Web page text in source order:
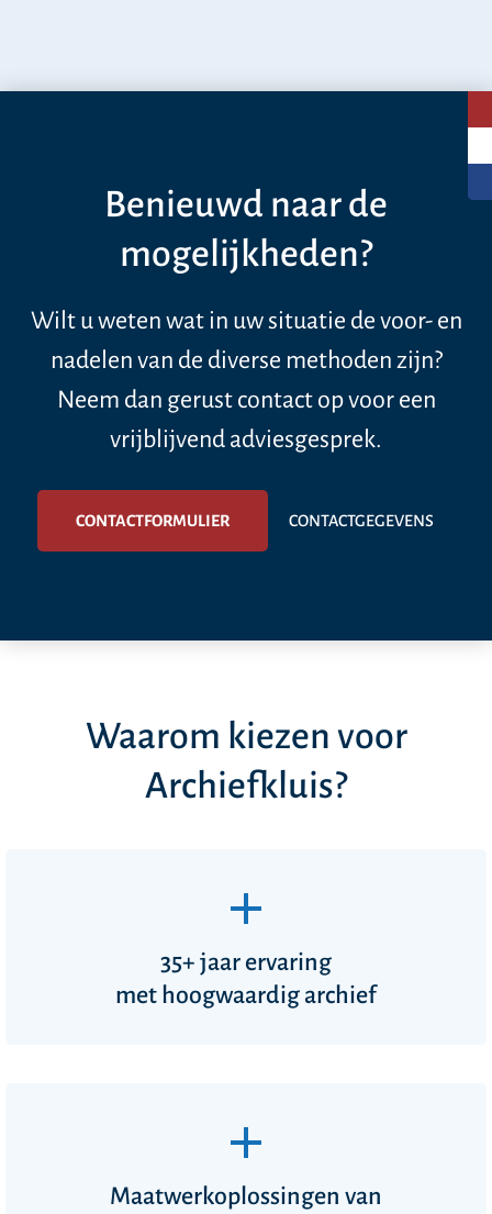
Benieuwd naar de
mogelijkheden?
Wilt u weten wat in uw situatie de voor- en
nadelen van de diverse methoden zijn?
Neem dan gerust contact op voor een
vrijblijvend adviesgesprek.
CONTACTFORMULIER CONTACTGEGEVENS
Waarom kiezen voor
Archiefkluis?
35+ jaar ervaring
met hoogwaardig archief
Maatwerkoplossingen van